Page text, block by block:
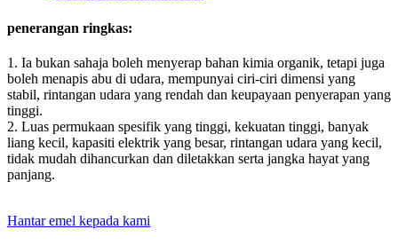
penerangan ringkas:
1. Ia bukan sahaja boleh menyerap bahan kimia organik, tetapi juga
boleh menapis abu di udara, mempunyai ciri-ciri dimensi yang
stabil, rintangan udara yang rendah dan keupayaan penyerapan yang
tinggi.
2. Luas permukaan spesifik yang tinggi, kekuatan tinggi, banyak
liang kecil, kapasiti elektrik yang besar, rintangan udara yang kecil,
tidak mudah dihancurkan dan diletakkan serta jangka hayat yang
panjang.
Hantar emel kepada kami